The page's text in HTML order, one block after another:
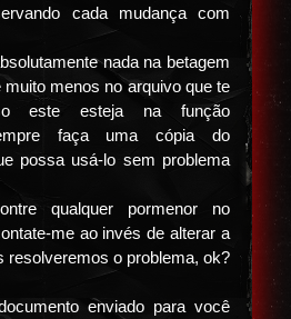
cada mudança com
nada na betagem
menos no arquivo que te
este esteja na função
faça uma cópia do
possa usá-lo sem problema
qualquer pormenor no
me ao invés de alterar a
resolveremos o problema, ok?
enviado para você